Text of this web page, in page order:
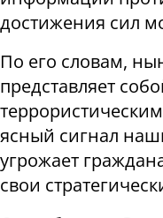
достижения сил
По его словам,
представляет
ясный сигнал
угрожает
свои